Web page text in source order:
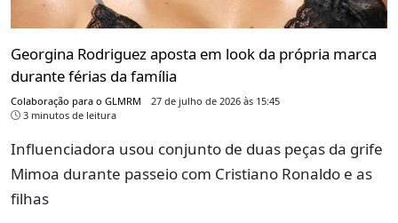
Georgina Rodriguez aposta em look da própria marca
durante férias da família
Colaboração para o GLMRM
27 de julho de 2026 às 15:45
3 minutos de leitura
Influenciadora usou conjunto de duas peças da grife
Mimoa durante passeio com Cristiano Ronaldo e as
filhas